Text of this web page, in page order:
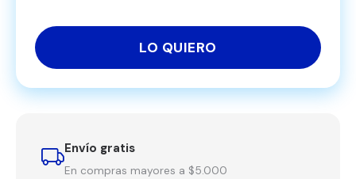
LO QUIERO
Envío gratis
En compras mayores a $5.000